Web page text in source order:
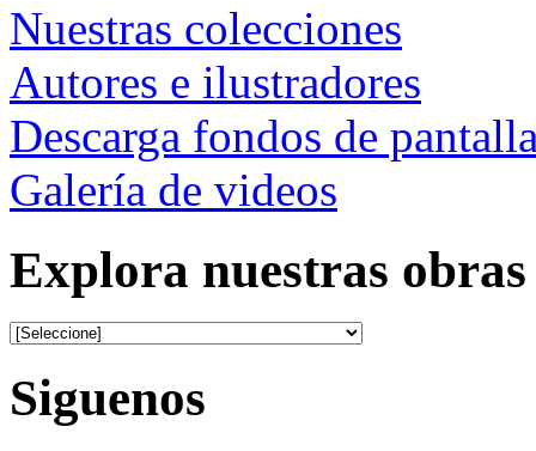
Nuestras colecciones
Autores e ilustradores
Descarga fondos de
Galería de videos
Explora nuestras
Siguenos